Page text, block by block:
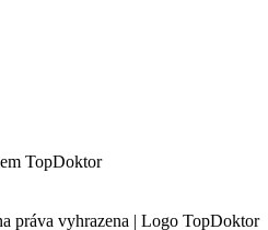
TopDoktor
práva vyhrazena | Logo TopDoktor